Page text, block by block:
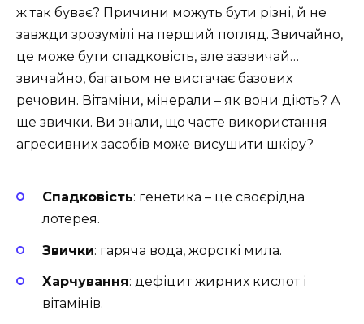
ж так буває? Причини можуть бути різні, й не
завжди зрозумілі на перший погляд. Звичайно,
це може бути спадковість, але зазвичай…
звичайно, багатьом не вистачає базових
речовин. Вітаміни, мінерали – як вони діють? А
ще звички. Ви знали, що часте використання
агресивних засобів може висушити шкіру?
Спадковість: генетика – це своєрідна
лотерея.
Звички: гаряча вода, жорсткі мила.
Харчування: дефіцит жирних кислот і
вітамінів.